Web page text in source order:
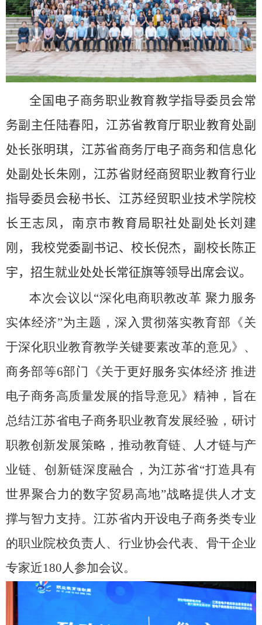
全国电子商务职业教育教学指导委员会常
务副主任陆春阳，江苏省教育厅职业教育处副
处长张明琪，江苏省商务厅电子商务和信息化
处副处长朱刚 ， 江苏省财经商贸职业教育行业
指导委员会秘书长、江苏经贸职业技术学院校
长王志凤，南京市教育局职社处副处长刘建
刚，我校党委副书记、校长倪杰，副校长陈正
宇，招生就业处处长常征旗等领导出席会议。
本次会议以“深化电商职教改革 聚力服务
实体经济”为主题，深入贯彻落实教育部《关
于深化职业教育教学关键要素改革的意见》、
商务部等6部门《关于更好服务实体经济 推进
电子商务高质量发展的指导意见》精神，旨在
总结江苏省电子商务职业教育发展经验，研讨
职教创新发展策略，推动教育链、人才链与产
业链、创新链深度融合，为江苏省“打造具有
世界聚合力的数字贸易高地”战略提供人才支
撑与智力支持。江苏省内开设电子商务类专业
的职业院校负责人、行业协会代表、骨干企业
专家近180人参加会议。